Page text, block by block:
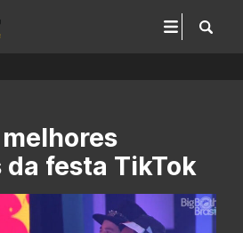
melhores
da festa TikTok